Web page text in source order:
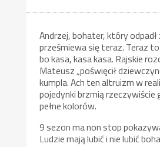
Andrzej, bohater, który
prześmiewa się teraz. Teraz
bo kasa, kasa kasa. Rajskie
Mateusz „poświęcił
kumpla. Ach ten altruizm w
pojedynki brzmią rzeczywiście
pełne kolorów.
9 sezon ma non stop
Ludzie mają lubić i nie lubić